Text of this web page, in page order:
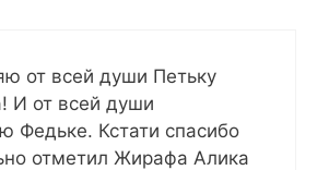
от всей души Петьку
И от всей души
Федьке. Кстати спасибо
отметил Жирафа Алика